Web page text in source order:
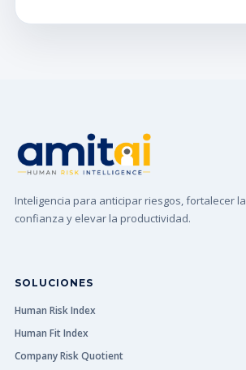
Inteligencia para anticipar riesgos, fortalecer la
confianza y elevar la productividad.
SOLUCIONES
Human Risk Index
Human Fit Index
Company Risk Quotient